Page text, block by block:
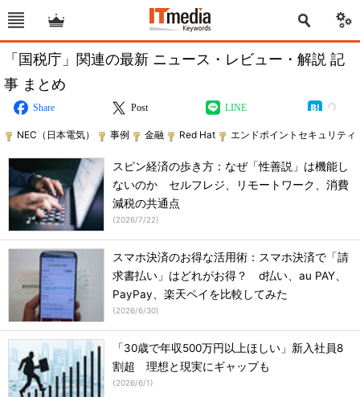
「国税庁」関連の最新 ニュース・レビュー・解説 記
事 まとめ
Share Post LINE
NEC（日本電気） 事例 金融 Red Hat エンドポイントセキュリティ
スピン経済の歩き方：なぜ「性善説」は機能し
ないのか セルフレジ、リモートワーク、消費
減税の共通点
(2026/7/22)
スマホ決済のお得な活用術：スマホ決済で「請
求書払い」はどれがお得？ d払い、au PAY、
PayPay、楽天ペイを比較してみた
(2026/6/30)
「30歳で年収500万円以上ほしい」新入社員8
割超 理想と現実にギャップも
(2026/6/1)